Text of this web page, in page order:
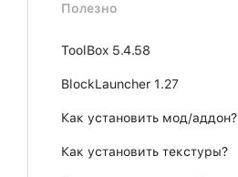
Полезно
ToolBox 5.4.58
BlockLauncher 1.27
Как установить мод/аддон?
Как установить текстуры?